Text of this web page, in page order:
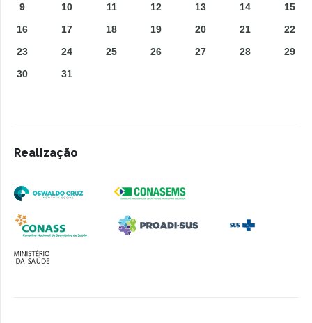
9
10 11 12 13 14
15
16
17 18 19 20 21
22
23
24 25 26 27 28
29
30
31
Realização